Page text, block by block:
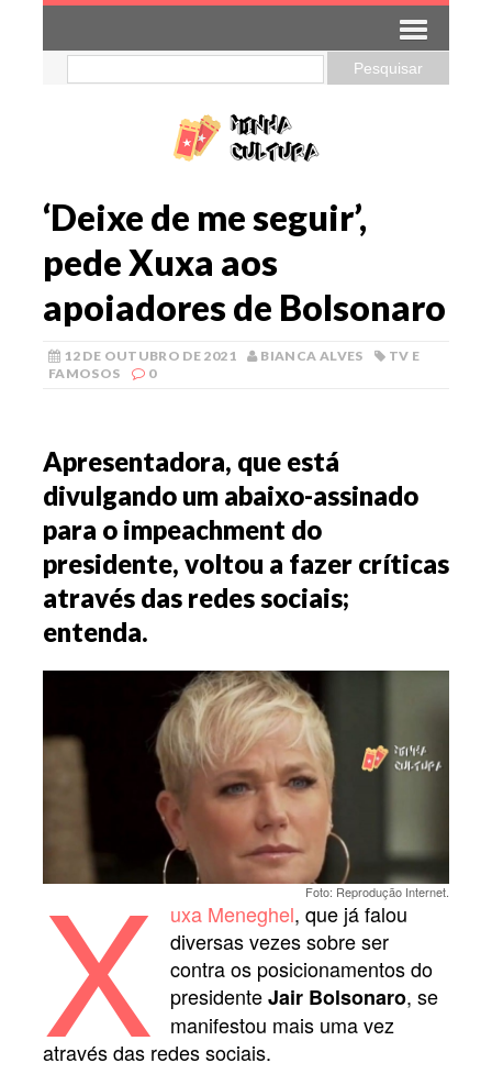
‘Deixe de me seguir’,
pede Xuxa aos
apoiadores de Bolsonaro
12 DE OUTUBRO DE 2021 BIANCA ALVES
TV E
FAMOSOS
0
Apresentadora, que está
divulgando um abaixo-assinado
para o impeachment do
presidente, voltou a fazer críticas
através das redes sociais;
entenda.
Foto: Reprodução Internet.
X uxa Meneghel, que já falou
diversas vezes sobre ser
contra os posicionamentos do
presidenteJair Bolsonaro, se
manifestou mais uma vez
através das redes sociais.